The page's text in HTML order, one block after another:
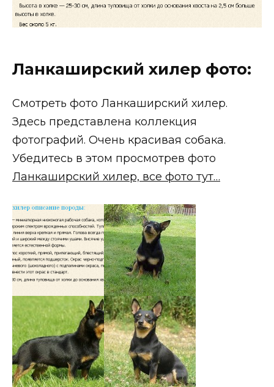
Ланкаширский хилер фото:
Смотреть фото Ланкаширский хилер.
Здесь представлена коллекция
фотографий. Очень красивая собака.
Убедитесь в этом просмотрев фото
Ланкаширский хилер, все фото тут…